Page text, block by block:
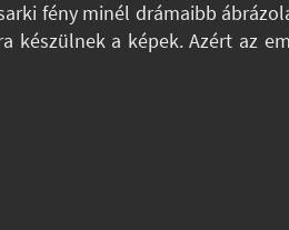
fény minél drámaibb
a képek. Azért az